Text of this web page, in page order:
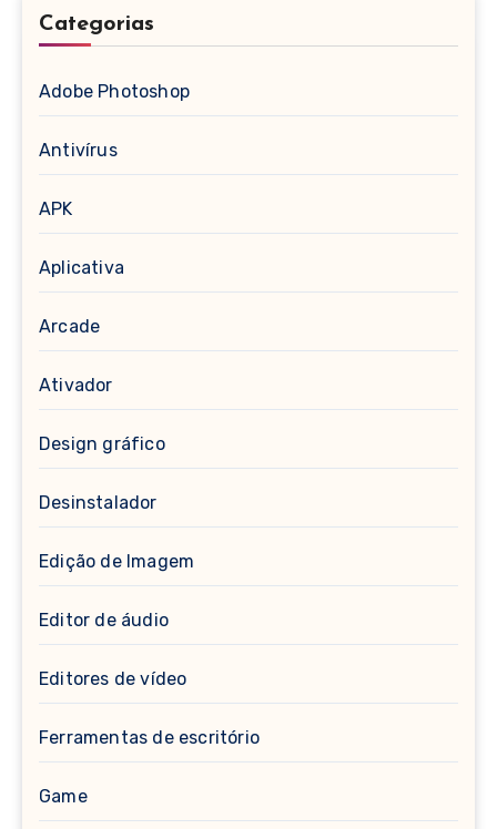
Categorias
Adobe Photoshop
Antivírus
APK
Aplicativa
Arcade
Ativador
Design gráfico
Desinstalador
Edição de Imagem
Editor de áudio
Editores de vídeo
Ferramentas de escritório
Game